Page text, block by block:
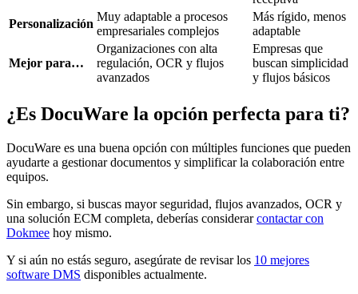
Personalización
Muy adaptable a procesos
empresariales complejos
Más rígido, menos
adaptable
Mejor para…
Organizaciones con alta
regulación, OCR y flujos
avanzados
Empresas que
buscan simplicidad
y flujos básicos
¿Es DocuWare la opción perfecta para ti?
DocuWare es una buena opción con múltiples funciones que pueden
ayudarte a gestionar documentos y simplificar la colaboración entre
equipos.
Sin embargo, si buscas mayor seguridad, flujos avanzados, OCR y
una solución ECM completa, deberías considerarcontactar con
Dokmee hoy mismo.
Y si aún no estás seguro, asegúrate de revisar los 10 mejores
software DMS disponibles actualmente.